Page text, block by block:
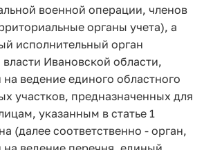
военной операции, членов
органы учета), а
исполнительный орган
Ивановской области,
ведение единого областного
участков, предназначенных для
указанным в статье 1
(далее соответственно - орган,